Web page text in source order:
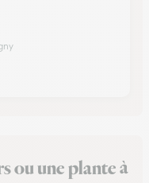
ou une plante à